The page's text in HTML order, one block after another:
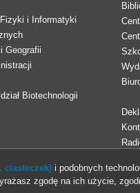
i Informatyki
Geografii
Biotechnologii
© 2013-2026
ciasteczek)i podobnych
zgodę na ich użycie,